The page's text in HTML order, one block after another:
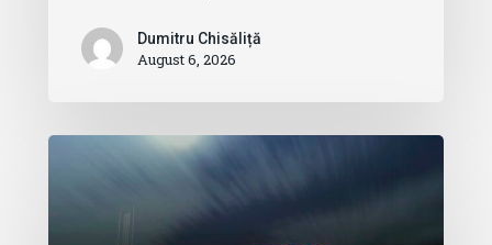
Dumitru Chisăliță
August 6, 2026